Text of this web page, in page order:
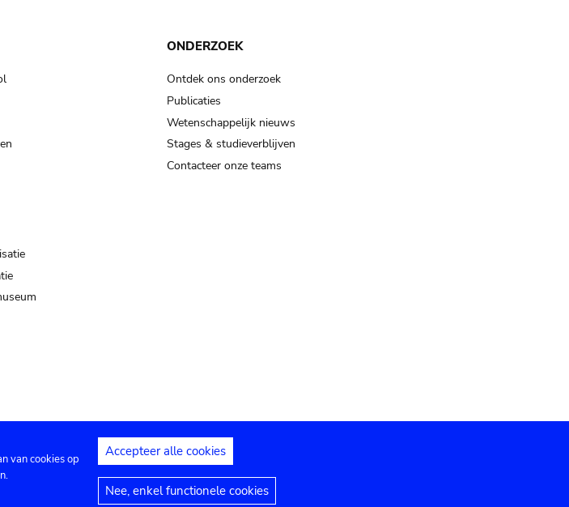
ONDERZOEK
Ontdek ons onderzoek
Publicaties
Wetenschappelijk nieuws
Stages & studieverblijven
Contacteer onze teams
instellingen Juridische mededelingen
van cookies op
Accepteer alle cookies
Nee, enkel functionele cookies